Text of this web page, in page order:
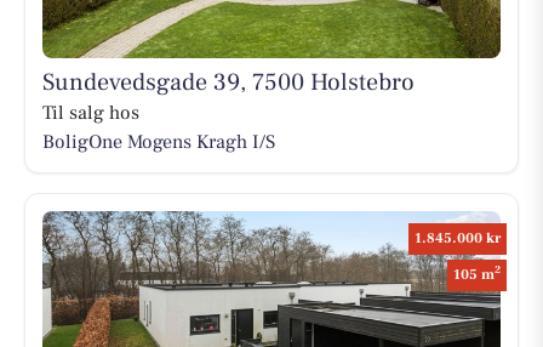
Sundevedsgade 39, 7500 Holstebro
Til salg hos
BoligOne Mogens Kragh I/S
1.845.000 kr
105 m2